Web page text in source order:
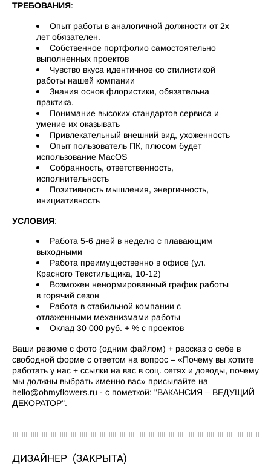
ТРЕБОВАНИЯ:
Опыт работы в аналогичной должности от 2х
лет обязателен.
Собственное портфолио самостоятельно
выполненных проектов
Чувство вкуса идентичное со стилистикой
работы нашей компании
Знания основ флористики, обязательна
практика.
Понимание высоких стандартов сервиса и
умение их оказывать
Привлекательный внешний вид, ухоженность
Опыт пользователь ПК, плюсом будет
использование MacOS
Собранность, ответственность,
исполнительность
Позитивность мышления, энергичность,
инициативность
УСЛОВИЯ:
Работа 5-6 дней в неделю с плавающим
выходными
Работа преимущественно в офисе (ул.
Красного Текстильщика, 10-12)
Возможен ненормированный график работы
в горячий сезон
Работа в стабильной компании с
отлаженными механизмами работы
Оклад 30 000 руб. + % с проектов
Ваши резюме с фото (одним файлом) + рассказ о себе в
свободной форме с ответом на вопрос – «Почему вы хотите
работать у нас + ссылки на вас в соц. сетях и доводы, почему
мы должны выбрать именно вас» присылайте на
hello@ohmyflowers.ru - с пометкой: "ВАКАНСИЯ – ВЕДУЩИЙ
ДЕКОРАТОР".
ДИЗАЙНЕР (ЗАКРЫТА)